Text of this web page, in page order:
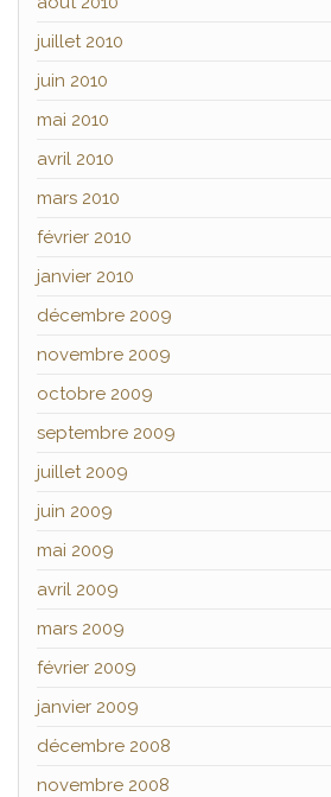
juillet 2010
juin 2010
mai 2010
avril 2010
mars 2010
février 2010
janvier 2010
décembre 2009
novembre 2009
octobre 2009
septembre 2009
juillet 2009
juin 2009
mai 2009
avril 2009
mars 2009
février 2009
janvier 2009
décembre 2008
novembre 2008